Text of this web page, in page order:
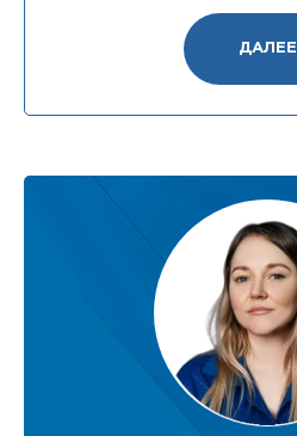
ДАЛЕЕ